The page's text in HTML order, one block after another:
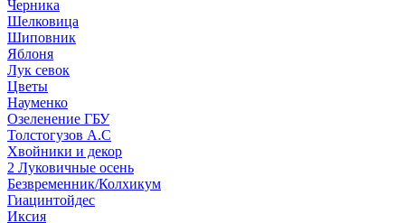
Черника
Шелковица
Шиповник
Яблоня
Лук севок
Цветы
Науменко
Озеленение ГБУ
Толстогузов А.С
Хвойники и декор
2 Луковичные осень
Безвременник/Колхикум
Гиацинтойдес
Иксия